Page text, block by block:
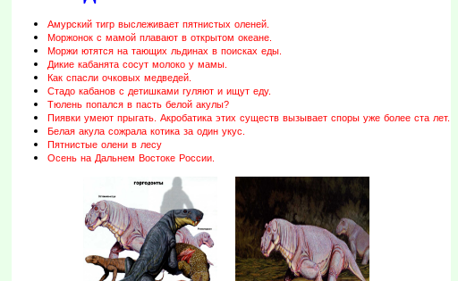
Амурский тигр выслеживает пятнистых оленей.
Моржонок с мамой плавают в открытом океане.
Моржи ютятся на тающих льдинах в поисках еды.
Дикие кабанята сосут молоко у мамы.
Как спасли очковых медведей.
Стадо кабанов с детишками гуляют и ищут еду.
Тюлень попался в пасть белой акулы?
Пиявки умеют прыгать. Акробатика этих существ вызывает споры уже более ста лет.
Белая акула сожрала котика за один укус.
Пятнистые олени в лесу
Осень на Дальнем Востоке России.